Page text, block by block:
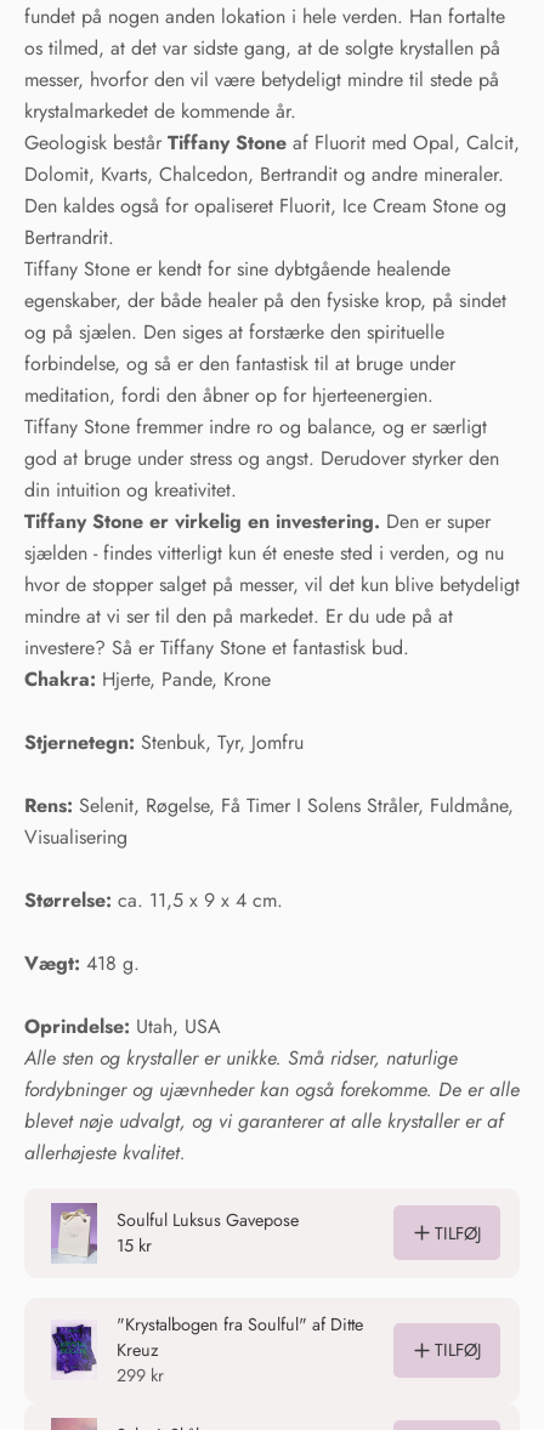
fundet på nogen anden lokation i hele verden. Han fortalte
os tilmed, at det var sidste gang, at de solgte krystallen på
messer, hvorfor den vil være betydeligt mindre til stede på
krystalmarkedet de kommende år.
Geologisk består Tiffany Stone af Fluorit med Opal, Calcit,
Dolomit, Kvarts, Chalcedon, Bertrandit og andre mineraler.
Den kaldes også for opaliseret Fluorit, Ice Cream Stone og
Bertrandrit.
Tiffany Stone er kendt for sine dybtgående healende
egenskaber, der både healer på den fysiske krop, på sindet
og på sjælen. Den siges at forstærke den spirituelle
forbindelse, og så er den fantastisk til at bruge under
meditation, fordi den åbner op for hjerteenergien.
Tiffany Stone fremmer indre ro og balance, og er særligt
god at bruge under stress og angst. Derudover styrker den
din intuition og kreativitet.
Tiffany Stone er virkelig en investering. Den er super
sjælden - findes vitterligt kun ét eneste sted i verden, og nu
hvor de stopper salget på messer, vil det kun blive betydeligt
mindre at vi ser til den på markedet. Er du ude på at
investere? Så er Tiffany Stone et fantastisk bud.
Chakra: Hjerte, Pande, Krone
Stjernetegn: Stenbuk, Tyr, Jomfru
Rens: Selenit, Røgelse, Få Timer I Solens Stråler, Fuldmåne,
Visualisering
Størrelse: ca. 11,5 x 9 x 4 cm.
Vægt: 418 g.
Oprindelse: Utah, USA
Alle sten og krystaller er unikke. Små ridser, naturlige
fordybninger og ujævnheder kan også forekomme. De er alle
blevet nøje udvalgt, og vi garanterer at alle krystaller er af
allerhøjeste kvalitet.